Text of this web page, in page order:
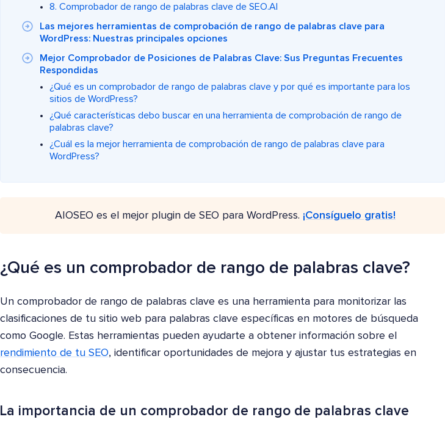
8. Comprobador de rango de palabras clave de SEO.AI
Las mejores herramientas de comprobación de rango de palabras clave para
WordPress: Nuestras principales opciones
Mejor Comprobador de Posiciones de Palabras Clave: Sus Preguntas Frecuentes
Respondidas
¿Qué es un comprobador de rango de palabras clave y por qué es importante para los
sitios de WordPress?
¿Qué características debo buscar en una herramienta de comprobación de rango de
palabras clave?
¿Cuál es la mejor herramienta de comprobación de rango de palabras clave para
WordPress?
AIOSEO es el mejor plugin de SEO para WordPress. ¡Consíguelo gratis!
¿Qué es un comprobador de rango de palabras clave?
Un comprobador de rango de palabras clave es una herramienta para monitorizar las
clasificaciones de tu sitio web para palabras clave específicas en motores de búsqueda
como Google. Estas herramientas pueden ayudarte a obtener información sobre el
rendimiento de tu SEO, identificar oportunidades de mejora y ajustar tus estrategias en
consecuencia.
La importancia de un comprobador de rango de palabras clave